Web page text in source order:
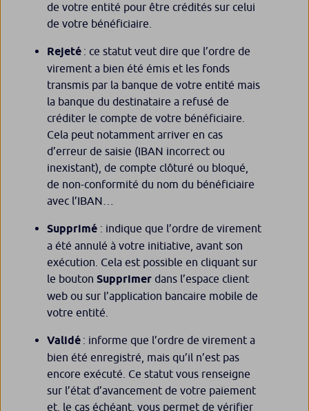
de votre entité pour être crédités sur celui
de votre bénéficiaire.
Rejeté : ce statut veut dire que l’ordre de
virement a bien été émis et les fonds
transmis par la banque de votre entité mais
la banque du destinataire a refusé de
créditer le compte de votre bénéficiaire.
Cela peut notamment arriver en cas
d’erreur de saisie (IBAN incorrect ou
inexistant), de compte clôturé ou bloqué,
de non-conformité du nom du bénéficiaire
avec l’IBAN…
Supprimé : indique que l’ordre de virement
a été annulé à votre initiative, avant son
exécution. Cela est possible en cliquant sur
le bouton Supprimer dans l’espace client
web ou sur l’application bancaire mobile de
votre entité.
Validé : informe que l’ordre de virement a
bien été enregistré, mais qu’il n’est pas
encore exécuté. Ce statut vous renseigne
sur l’état d’avancement de votre paiement
et, le cas échéant, vous permet de vérifier